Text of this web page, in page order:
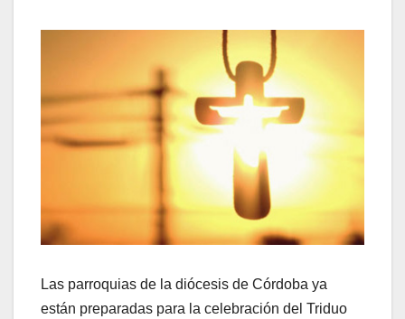
Las parroquias de la diócesis de Córdoba ya
están preparadas para la celebración del Triduo